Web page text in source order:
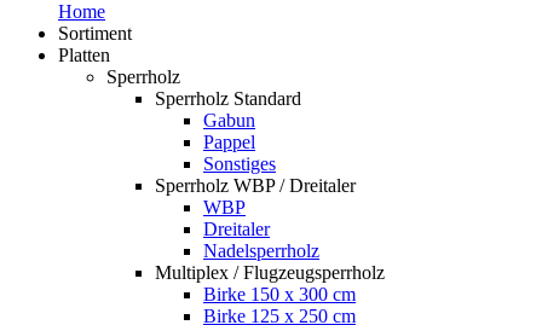
Home
Sortiment
Platten
Sperrholz
Sperrholz Standard
Gabun
Pappel
Sonstiges
Sperrholz WBP / Dreitaler
WBP
Dreitaler
Nadelsperrholz
Multiplex / Flugzeugsperrholz
Birke 150 x 300 cm
Birke 125 x 250 cm